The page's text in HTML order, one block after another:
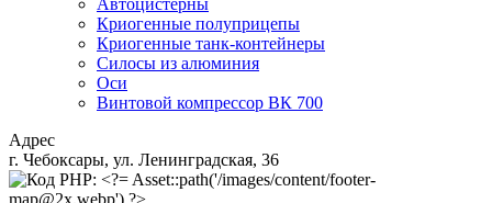
Криогенные полуприцепы
Криогенные танк-контейнеры
Силосы из алюминия
Оси
Винтовой компрессор ВК 700
Адрес
г. Чебоксары, ул. Ленинградская, 36